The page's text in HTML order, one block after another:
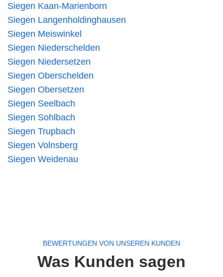
Siegen Kaan-Marienborn
Siegen Langenholdinghausen
Siegen Meiswinkel
Siegen Niederschelden
Siegen Niedersetzen
Siegen Oberschelden
Siegen Obersetzen
Siegen Seelbach
Siegen Sohlbach
Siegen Trupbach
Siegen Volnsberg
Siegen Weidenau
BEWERTUNGEN VON UNSEREN KUNDEN
Was Kunden sagen